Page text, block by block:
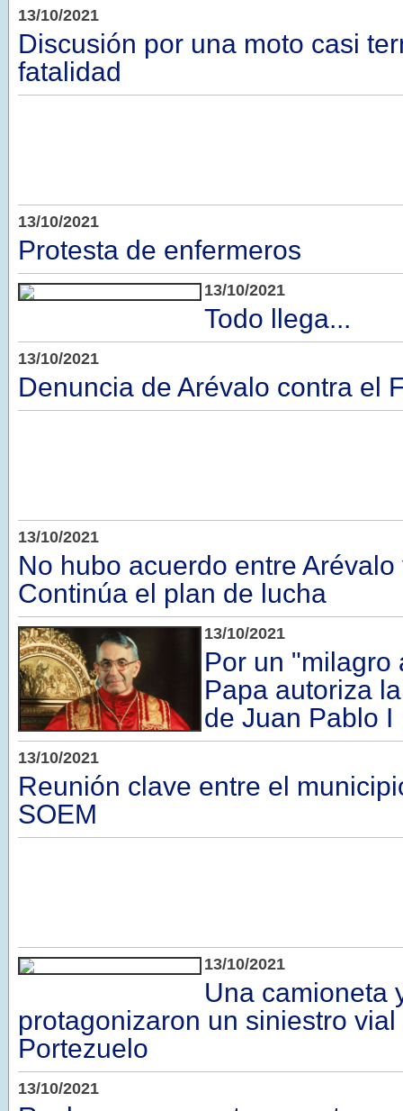
13/10/2021
Discusión por una moto casi
fatalidad
13/10/2021
Protesta de enfermeros
13/10/2021
Todo llega...
13/10/2021
Denuncia de Arévalo contra el
13/10/2021
No hubo acuerdo entre
Continúa el plan de lucha
13/10/2021
Por un "milagro
Papa autoriza
de Juan Pablo I
13/10/2021
Reunión clave entre el
SOEM
13/10/2021
Una camioneta
protagonizaron un siniestro
Portezuelo
13/10/2021